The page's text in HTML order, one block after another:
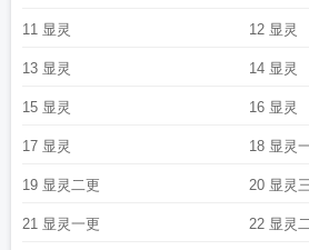
11 显灵 12 显灵
13 显灵 14 显灵
15 显灵 16 显灵
17 显灵 18 显灵
19 显灵二更 20 显灵
21 显灵一更 22 显灵